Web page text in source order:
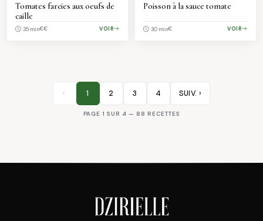
Tomates farcies aux oeufs de
caille
35 min€€ VOIR
Poisson à la sauce tomate
30 min€ VOIR
‹ 1 2 3 4 SUIV. ›
PAGE 1 SUR 4 — 88 RECETTES